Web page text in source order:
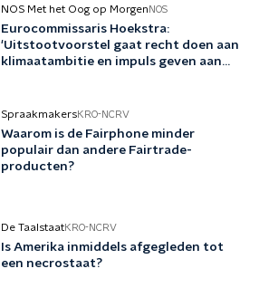
NOS Met het Oog op Morgen NOS
Eurocommissaris Hoekstra:
'Uitstootvoorstel gaat recht doen aan
klimaatambitie en impuls geven aan
SpraakmakersKRO-NCRV
Waarom is de Fairphone minder
populair dan andere Fairtrade-
producten?
De TaalstaatKRO-NCRV
Is Amerika inmiddels afgegleden tot
een necrostaat?